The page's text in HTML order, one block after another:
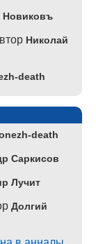
Новиковъ
Николай
death
death
Саркисов
Лучит
Долгий